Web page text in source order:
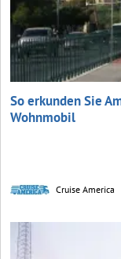
So erkunden Sie
Wohnmobil
Cruise America